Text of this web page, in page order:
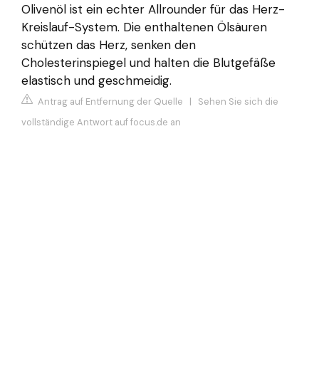
Olivenöl ist ein echter Allrounder für das Herz-
Kreislauf-System. Die enthaltenen Ölsäuren
schützen das Herz, senken den
Cholesterinspiegel und halten die Blutgefäße
elastisch und geschmeidig.
Antrag auf Entfernung der Quelle | Sehen Sie sich die
vollständige Antwort auf focus.de an